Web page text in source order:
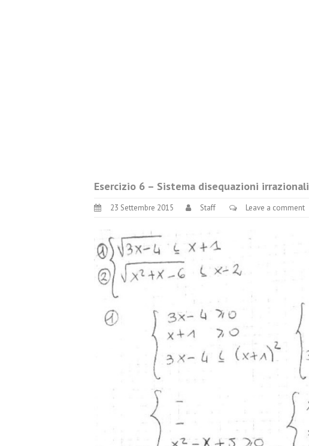
Esercizio 6 – Sistema disequazioni irrazionali
23 Settembre 2015 Staff Leave a comment